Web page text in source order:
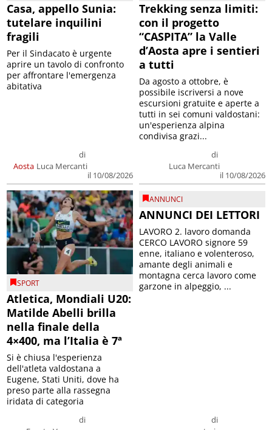
Casa, appello Sunia:
tutelare inquilini
fragili
Aosta
di
Luca Mercanti
il 10/08/2026
Per il Sindacato è urgente
aprire un tavolo di confronto
per affrontare l'emergenza
abitativa
Trekking senza limiti:
con il progetto
“CASPITA” la Valle
d’Aosta apre i sentieri
a tutti
di
Luca Mercanti
il 10/08/2026
Da agosto a ottobre, è
possibile iscriversi a nove
escursioni gratuite e aperte a
tutti in sei comuni valdostani:
un'esperienza alpina
condivisa grazi...
SPORT
Atletica, Mondiali U20:
Matilde Abelli brilla
nella finale della
4×400, ma l’Italia è 7ª
di
Si è chiusa l'esperienza
dell'atleta valdostana a
Eugene, Stati Uniti, dove ha
preso parte alla rassegna
iridata di categoria
ANNUNCI
ANNUNCI DEI LETTORI
di
LAVORO 2. lavoro domanda
CERCO LAVORO signore 59
enne, italiano e volenteroso,
amante degli animali e
montagna cerca lavoro come
garzone in alpeggio, ...